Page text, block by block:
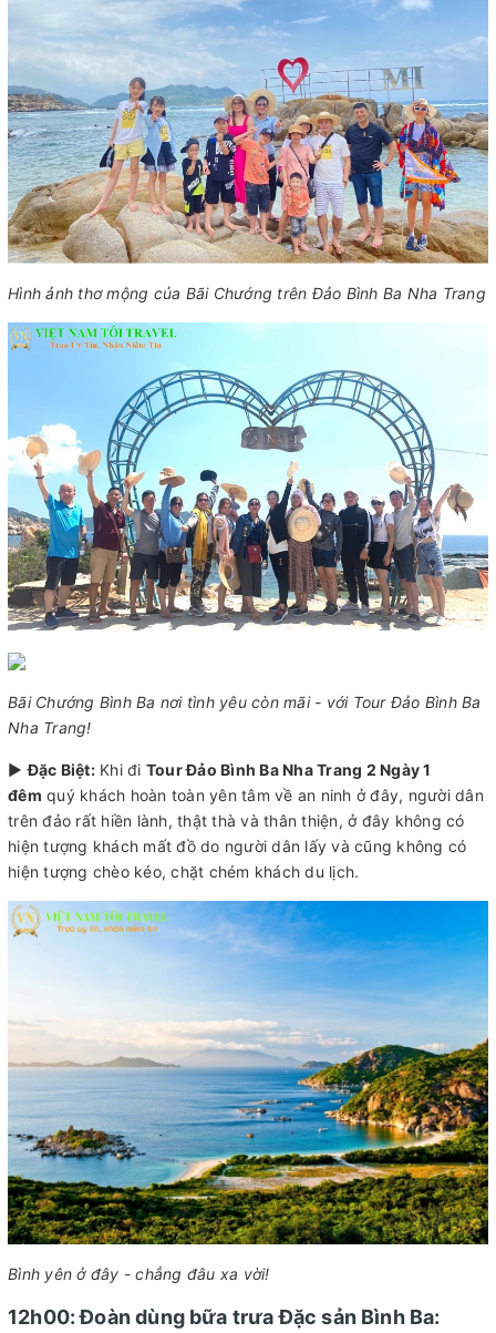
Hình ảnh thơ mộng của Bãi Chướng trên Đảo Bình Ba Nha Trang
Bãi Chướng Bình Ba nơi tình yêu còn mãi - với Tour Đảo Bình Ba
Nha Trang!
►Đặc Biệt:Khi đi Tour Đảo Bình Ba Nha Trang 2 Ngày 1
đêm quý khách hoàn toàn yên tâm về an ninh ở đây, người dân
trên đảo rất hiền lành, thật thà và thân thiện, ở đây không có
hiện tượng khách mất đồ do người dân lấy và cũng không có
hiện tượng chèo kéo, chặt chém khách du lịch.
Bình yên ở đây - chẳng đâu xa vời!
12h00: Đoàn dùng bữa trưa Đặc sản Bình Ba: